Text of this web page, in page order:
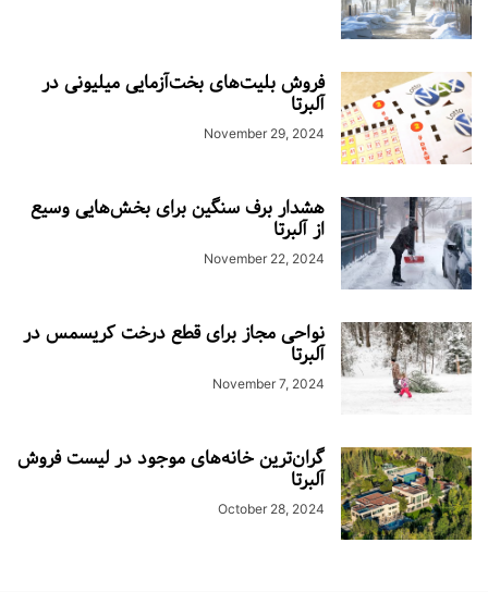
فروش بلیت‌های بخت‌آزمایی میلیونی در
آلبرتا
November 29, 2024
هشدار برف سنگین برای بخش‌هایی وسیع
از آلبرتا
November 22, 2024
نواحی مجاز برای قطع درخت کریسمس در
آلبرتا
November 7, 2024
گران‌ترین خانه‌های موجود در لیست فروش
آلبرتا
October 28, 2024